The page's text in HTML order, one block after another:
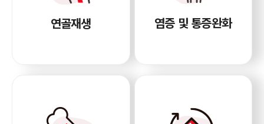
연골재생 염증 및 통증완화